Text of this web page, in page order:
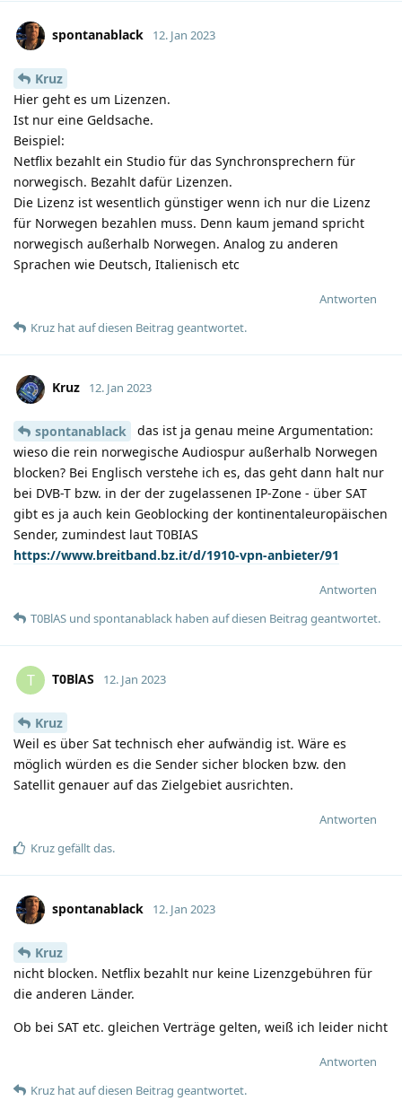
spontanablack 12. Jan 2023
Kruz
Hier geht es um Lizenzen.
Ist nur eine Geldsache.
Beispiel:
Netflix bezahlt ein Studio für das Synchronsprechern für
norwegisch. Bezahlt dafür Lizenzen.
Die Lizenz ist wesentlich günstiger wenn ich nur die Lizenz
für Norwegen bezahlen muss. Denn kaum jemand spricht
norwegisch außerhalb Norwegen. Analog zu anderen
Sprachen wie Deutsch, Italienisch etc
Antworten
Kruz hatauf diesen Beitrag geantwortet.
Kruz 12. Jan 2023
spontanablack
das ist ja genau meine Argumentation:
wieso die rein norwegische Audiospur außerhalb Norwegen
blocken? Bei Englisch verstehe ich es, das geht dann halt nur
bei DVB-T bzw. in der der zugelassenen IP-Zone - über SAT
gibt es ja auch kein Geoblocking der kontinentaleuropäischen
Sender, zumindest laut T0BIAS
https://www.breitband.bz.it/d/1910-vpn-anbieter/91
Antworten
T0BlAS und spontanablack haben auf diesen Beitrag geantwortet.
T T0BlAS 12. Jan 2023
Kruz
Weil es über Sat technisch eher aufwändig ist. Wäre es
möglich würden es die Sender sicher blocken bzw. den
Satellit genauer auf das Zielgebiet ausrichten.
Antworten
Kruzgefällt das.
spontanablack 12. Jan 2023
Kruz
nicht blocken. Netflix bezahlt nur keine Lizenzgebühren für
die anderen Länder.
Ob bei SAT etc. gleichen Verträge gelten, weiß ich leider nicht
Antworten
Kruz hatauf diesen Beitrag geantwortet.